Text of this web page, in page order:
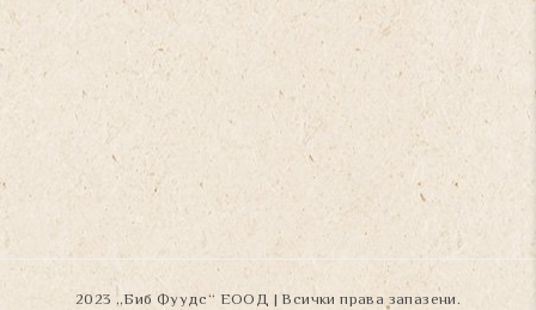
2023 „Биб Фуудс“ ЕООД | Всички права запазени.